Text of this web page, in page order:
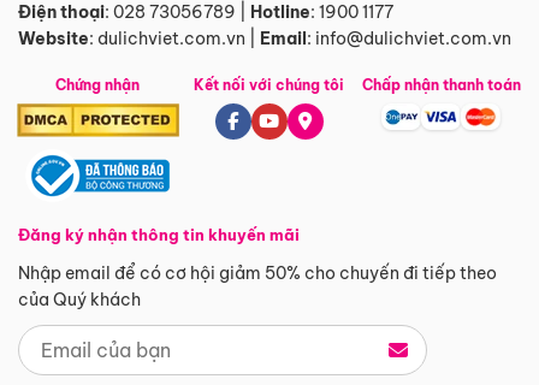
Điện thoại: 028 73056789 Hotline: 1900 1177
Website: dulichviet.com.vn Email: info@dulichviet.com.vn
Chứng nhận
Đăng ký nhận thông tin khuyến mãi
Nhập email để có cơ hội giảm 50% cho chuyến đi tiếp theo
của Quý khách
Kết nối với chúng tôi Chấp nhận thanh toán